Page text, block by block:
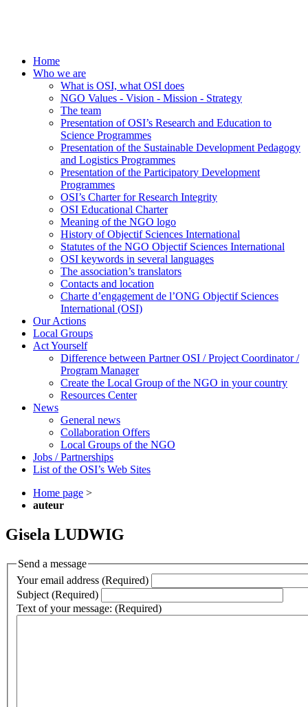
Home
Who we are
What is OSI, what OSI does
NGO Values - Vision - Mission - Strategy
The team
Presentation of OSI’s Research and Education to
Science Programmes
Presentation of the Sustainable Development Pedagogy
and Logistics Programmes
Presentation of the Participatory Development
Programmes
OSI’s Charter for Research Integrity
OSI Educational Charter
Meaning of the NGO logo
History of Objectif Sciences International
Statutes of the NGO Objectif Sciences International
OSI keywords in several languages
The association’s translators
Contacts and location
Charte d’engagement de l’ONG Objectif Sciences
International (OSI)
Our Actions
Local Groups
Act Yourself
Difference between Partner OSI / Project Coordinator /
Program Manager
Create the Local Group of the NGO in your country
Resources Center
News
General news
Collaboration Offers
Local Groups of the NGO
Jobs / Partnerships
List of the OSI’s Web Sites
Home page >
auteur
Gisela LUDWIG
Send a message
Your email address (Required)
Subject (Required)
Text of your message: (Required)